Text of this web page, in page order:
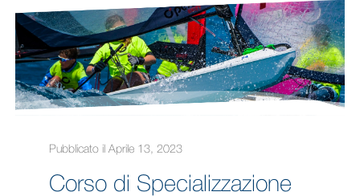
Pubblicato il Aprile 13, 2023
Corso di Specializzazione